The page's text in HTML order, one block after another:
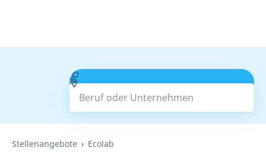
Beruf oder Unternehmen
Suchen
Stellenangebote Ecolab